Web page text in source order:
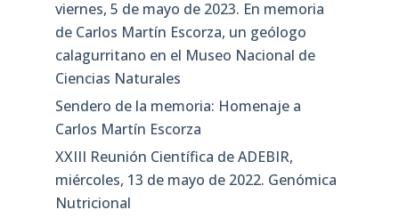
viernes, 5 de mayo de 2023. En memoria
de Carlos Martín Escorza, un geólogo
calagurritano en el Museo Nacional de
Ciencias Naturales
Sendero de la memoria: Homenaje a
Carlos Martín Escorza
XXIII Reunión Científica de ADEBIR,
miércoles, 13 de mayo de 2022. Genómica
Nutricional